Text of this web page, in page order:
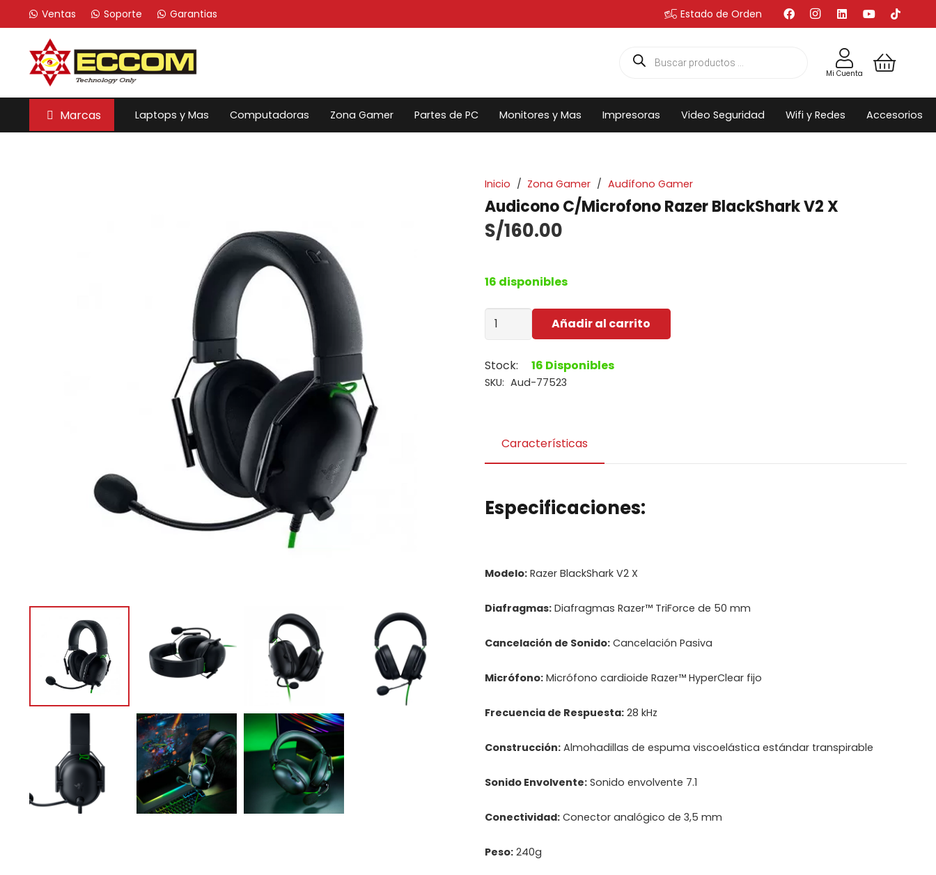
Ventas Soporte Garantias Estado de Orden
Búsqueda
de
Mi Cuenta
Marcas Laptops y Mas Computadoras Zona Gamer Partes de PC Monitores y Mas Impresoras Video Seguridad Wifi y Redes Accesorios
Inicio / Zona Gamer / Audífono Gamer
Audicono C/Microfono Razer BlackShark V2 X
S/160.00
16 disponibles
Audicono
C/Microfono
BlackShark
V2
Añadir al carrito
Stock: 16 Disponibles
SKU: Aud-77523
Características
Especificaciones:
Modelo: Razer BlackShark V2 X
Diafragmas: Diafragmas Razer™ TriForce de 50 mm
Cancelación de Sonido: Cancelación Pasiva
Micrófono: Micrófono cardioide Razer™ HyperClear fijo
Frecuencia de Respuesta: 28 kHz
Construcción: Almohadillas de espuma viscoelástica estándar transpirable
Sonido Envolvente: Sonido envolvente 7.1
Conectividad: Conector analógico de 3,5 mm
Peso: 240g